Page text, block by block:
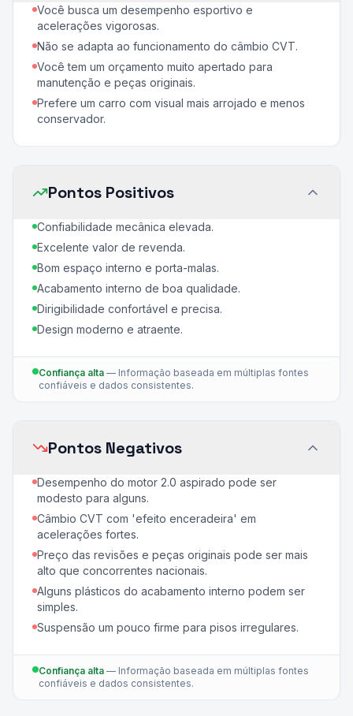
Você busca um desempenho esportivo e
acelerações vigorosas.
Não se adapta ao funcionamento do câmbio CVT.
Você tem um orçamento muito apertado para
manutenção e peças originais.
Prefere um carro com visual mais arrojado e menos
conservador.
Pontos Positivos
Confiabilidade mecânica elevada.
Excelente valor de revenda.
Bom espaço interno e porta-malas.
Acabamento interno de boa qualidade.
Dirigibilidade confortável e precisa.
Design moderno e atraente.
Confiança alta — Informação baseada em múltiplas fontes
confiáveis e dados consistentes.
Pontos Negativos
Desempenho do motor 2.0 aspirado pode ser
modesto para alguns.
Câmbio CVT com 'efeito enceradeira' em
acelerações fortes.
Preço das revisões e peças originais pode ser mais
alto que concorrentes nacionais.
Alguns plásticos do acabamento interno podem ser
simples.
Suspensão um pouco firme para pisos irregulares.
Confiança alta — Informação baseada em múltiplas fontes
confiáveis e dados consistentes.